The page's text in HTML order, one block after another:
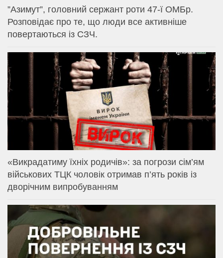
⁨”Азимут”, головний сержант роти 47-ї ОМБр.
Розповідає про те, що люди все активніше
повертаються із СЗЧ.
«Викрадатиму їхніх родичів»: за погрози сім’ям
військових ТЦК чоловік отримав п’ять років із
дворічним випробуванням